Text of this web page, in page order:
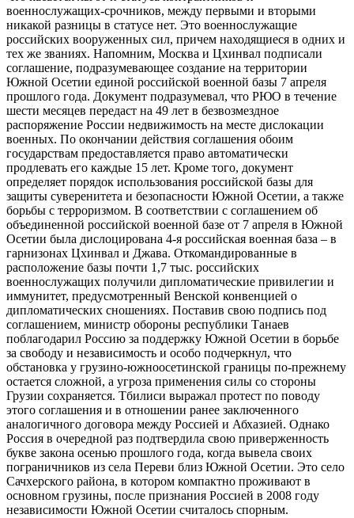
военнослужащих-срочников, между первыми и вторыми
никакой разницы в статусе нет. Это военнослужащие
российских вооруженных сил, причем находящиеся в одних и
тех же званиях. Напомним, Москва и Цхинвал подписали
соглашение, подразумевающее создание на территории
Южной Осетии единой российской военной базы 7 апреля
прошлого года. Документ подразумевал, что РЮО в течение
шести месяцев передаст на 49 лет в безвозмездное
распоряжение России недвижимость на месте дислокации
военных. По окончании действия соглашения обоим
государствам предоставляется право автоматически
продлевать его каждые 15 лет. Кроме того, документ
определяет порядок использования российской базы для
защиты суверенитета и безопасности Южной Осетии, а также
борьбы с терроризмом. В соответствии с соглашением об
объединенной российской военной базе от 7 апреля в Южной
Осетии была дислоцирована 4-я российская военная база – в
гарнизонах Цхинвал и Джава. Откомандированные в
расположение базы почти 1,7 тыс. российских
военнослужащих получили дипломатические привилегии и
иммунитет, предусмотренный Венской конвенцией о
дипломатических сношениях. Поставив свою подпись под
соглашением, министр обороны республики Танаев
поблагодарил Россию за поддержку Южной Осетии в борьбе
за свободу и независимость и особо подчеркнул, что
обстановка у грузино-южноосетинской границы по-прежнему
остается сложной, а угроза применения силы со стороны
Грузии сохраняется. Тбилиси выражал протест по поводу
этого соглашения и в отношении ранее заключенного
аналогичного договора между Россией и Абхазией. Однако
Россия в очередной раз подтвердила свою приверженность
букве закона осенью прошлого года, когда вывела своих
пограничников из села Переви близ Южной Осетии. Это село
Сачхерского района, в котором компактно проживают в
основном грузины, после признания Россией в 2008 году
независимости Южной Осетии считалось спорным.